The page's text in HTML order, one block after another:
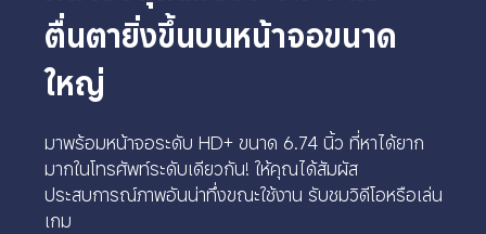
ตื่นตายิ่งขึ้นบนหน้าจอขนาด
ใหญ่
มาพร้อมหน้าจอระดับ HD+ ขนาด 6.74 นิ้ว ที่หาได้ยาก
มากในโทรศัพท์ระดับเดียวกัน! ให้คุณได้สัมผัส
ประสบการณ์ภาพอันน่าทึ่งขณะใช้งาน รับชมวิดีโอหรือเล่น
เกม